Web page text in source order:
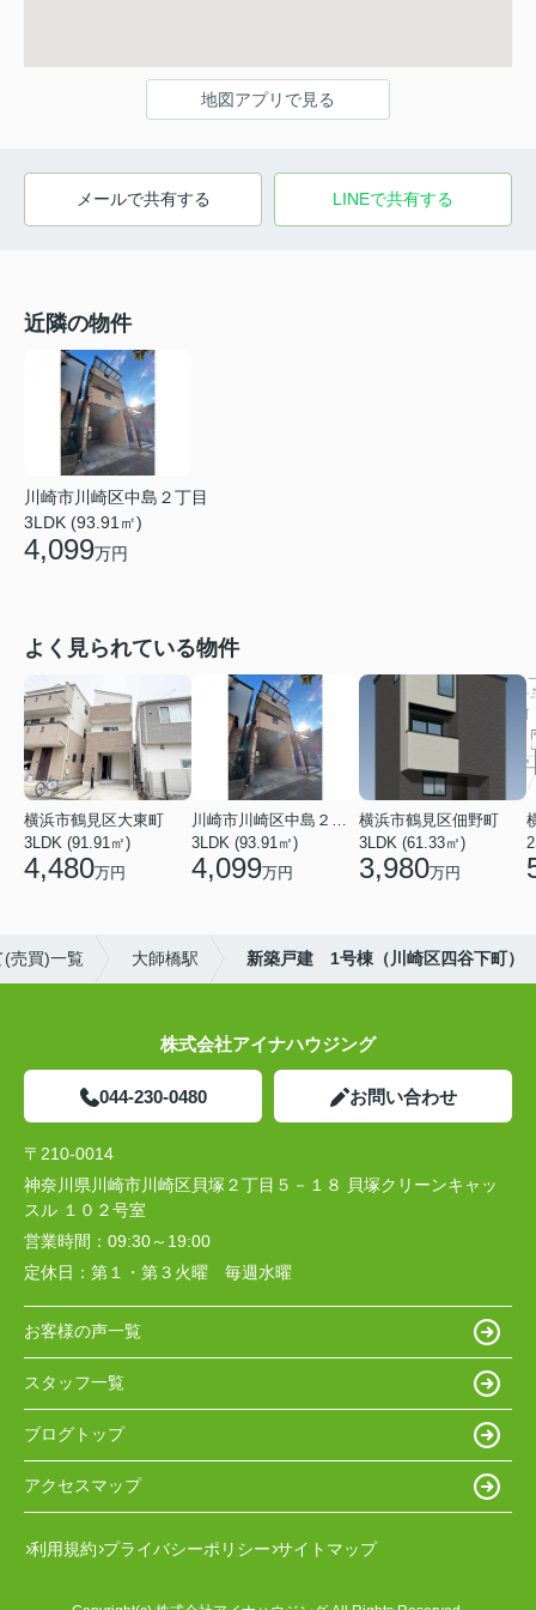
地図アプリで見る
メールで共有する LINEで共有する
近隣の物件
川崎市川崎区中島２丁目
3LDK (93.91㎡)
4,099万円
よく見られている物件
横浜市鶴見区大東町
3LDK (91.91㎡)
4,480万円
3LDK (93.91㎡)
4,099万円
横浜市鶴見区佃野町
3LDK (61.33㎡)
3,980万円
(売買)一覧 大師橋駅 新築戸建 1号棟（川崎区四谷下町）
株式会社アイナハウジング
044-230-0480 お問い合わせ
〒210-0014
神奈川県川崎市川崎区貝塚２丁目５－１８ 貝塚クリーンキャッ
スル １０２号室
営業時間： 09:30～19:00
定休日： 第１・第３火曜 毎週水曜
お客様の声一覧
スタッフ一覧
ブログトップ
アクセスマップ
利用規約 プライバシーポリシー サイトマップ